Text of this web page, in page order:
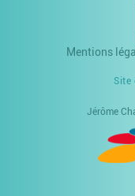
Mentions
Site
Jérôme